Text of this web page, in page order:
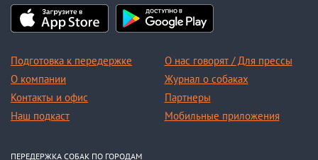
Подготовка к передержке
О компании
Контакты и офис
Наш подкаст
О нас говорят / Для прессы
Журнал о собаках
Партнеры
Мобильные приложения
ПЕРЕДЕРЖКА СОБАК ПО ГОРОДАМ